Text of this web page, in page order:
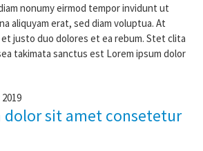
nonumy eirmod tempor invidunt ut
aliquyam erat, sed diam voluptua. At
justo duo dolores et ea rebum. Stet clita
takimata sanctus est Lorem ipsum dolor
dolor sit amet consetetur